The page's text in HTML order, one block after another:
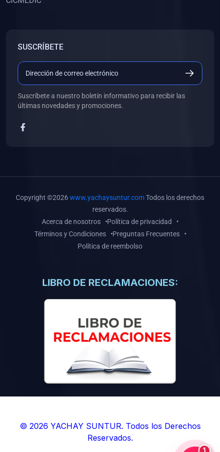
SUSCRÍBETE
Suscríbete a nuestro boletín informativo para recibir las
últimas novedades y promociones.
Copyright ©2026 www.yachaysuntur.comTodos los derechos
reservados.
Acerca de nosotros
Política de privacidad
Términos y Condiciones
Preguntas Frecuentes
Política de reembolso
LIBRO DE RECLAMACIONES:
© 2026 YACHAY SUNTUR. Todos los Derechos
Reservados.